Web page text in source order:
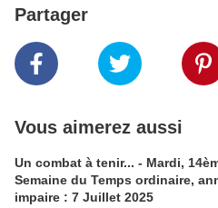
Partager
Vous aimerez aussi
Un combat à tenir... - Mardi,
Semaine du Temps ordinaire,
impaire : 7 Juillet 2025